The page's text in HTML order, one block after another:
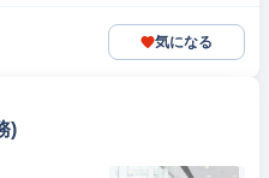
気になる
)